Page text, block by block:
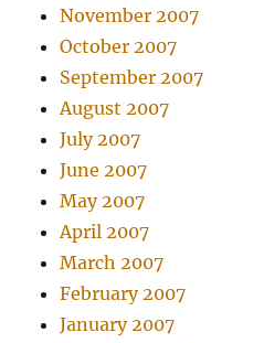
November 2007
October 2007
September 2007
August 2007
July 2007
June 2007
May 2007
April 2007
March 2007
February 2007
January 2007